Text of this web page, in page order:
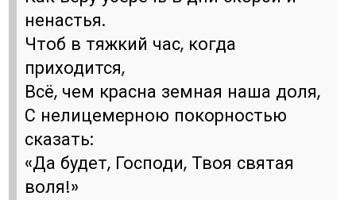
ненастья.
Чтоб в тяжкий час, когда
приходится,
Всё, чем красна земная наша доля,
С нелицемерною покорностью
сказать:
«Да будет, Господи, Твоя святая
воля!»